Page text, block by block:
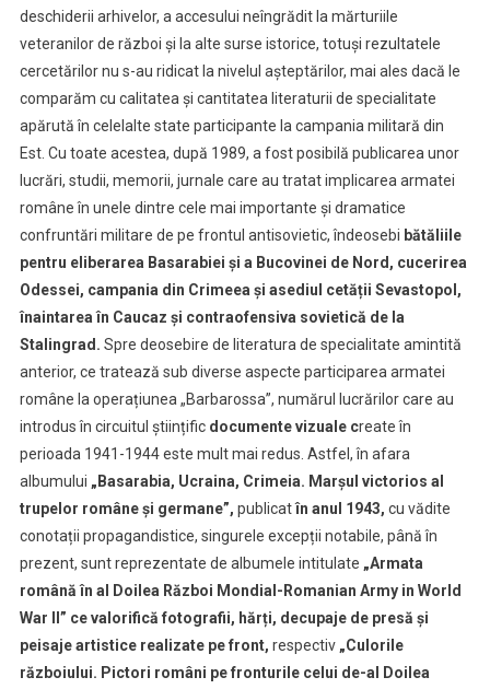
deschiderii arhivelor, a accesului neîngrădit la mărturiile
veteranilor de război și la alte surse istorice, totuși rezultatele
cercetărilor nu s-au ridicat la nivelul așteptărilor, mai ales dacă le
comparăm cu calitatea și cantitatea literaturii de specialitate
apărută în celelalte state participante la campania militară din
Est. Cu toate acestea, după 1989, a fost posibilă publicarea unor
lucrări, studii, memorii, jurnale care au tratat implicarea armatei
române în unele dintre cele mai importante și dramatice
confruntări militare de pe frontul antisovietic, îndeosebi bătăliile
pentru eliberarea Basarabiei și a Bucovinei de Nord, cucerirea
Odessei, campania din Crimeea și asediul cetății Sevastopol,
înaintarea în Caucaz și contraofensiva sovietică de la
Stalingrad. Spre deosebire de literatura de specialitate amintită
anterior, ce tratează sub diverse aspecte participarea armatei
române la operațiunea „Barbarossa”, numărul lucrărilor care au
introdus în circuitul științific documente vizuale create în
perioada 1941-1944 este mult mai redus. Astfel, în afara
albumului „Basarabia, Ucraina, Crimeia. Marșul victorios al
trupelor române și germane”, publicatîn anul 1943, cu vădite
conotații propagandistice, singurele excepții notabile, până în
prezent, sunt reprezentate de albumele intitulate „Armata
română în al Doilea Război Mondial-Romanian Army in World
War II” ce valorifică fotografii, hărți, decupaje de presă și
peisaje artistice realizate pe front, respectiv „Culorile
războiului. Pictori români pe fronturile celui de-al Doilea